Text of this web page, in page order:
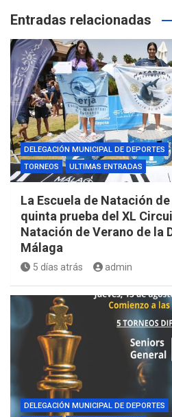
Entradas relacionadas
DELEGACIÓN MUNICIPAL DE DEPORTES
TORNEOS
ULTIMAS ENTRADAS
La Escuela de Natación
quinta prueba del XL
Natación de Verano de la
Málaga
5 días atrás admin
DELEGACIÓN MUNICIPAL DE DEPORTES